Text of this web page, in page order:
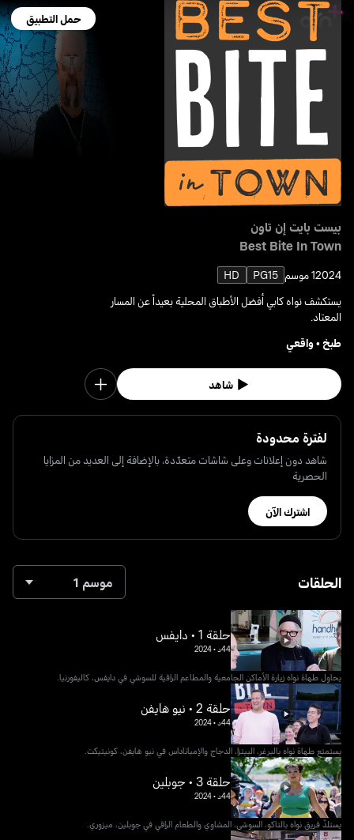
حمل التطبيق
بيست بايت إن تاون
Best Bite In Town
20241 موسم PG15
HD
يستكشف نواه كابي أفضل الأطباق المحلية بعيداً عن المسار
المعتاد.
طبخ•واقعي
شاهد
لفترة محدودة
شاهد دون إعلانات وعلى شاشات متعدّدة، بالإضافة إلى العديد من المزايا
الحصرية
اشترك الآن
الحلقات موسم 1
حلقة 1 • دايفس
44د •
2024
يحاول طهاة نواه زيارة الأماكن الجامعية والمطاعم الراقية للسوشي في دايفس، كاليفورنيا.
حلقة 2 • نيو هايفن
44د •
2024
يستمتع طهاة نواه بالبرغر، البيتزا، الدجاج والإمباناداس في نيو هايفن، كونيتيكت.
حلقة 3 • جوبلين
44د •
2024
يستلذّ فريق نواه بالتاكو، السوشي، المشاوي والطعام الراقي في جوبلين، ميزوري.